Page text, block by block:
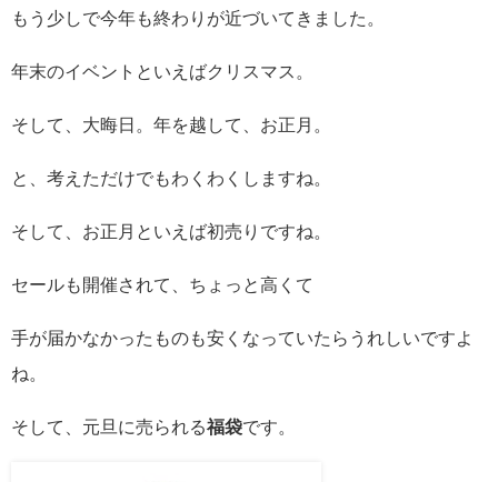
もう少しで今年も終わりが近づいてきました。
年末のイベントといえばクリスマス。
そして、大晦日。年を越して、お正月。
と、考えただけでもわくわくしますね。
そして、お正月といえば初売りですね。
セールも開催されて、ちょっと高くて
手が届かなかったものも安くなっていたらうれしいですよ
ね。
そして、元旦に売られる福袋です。